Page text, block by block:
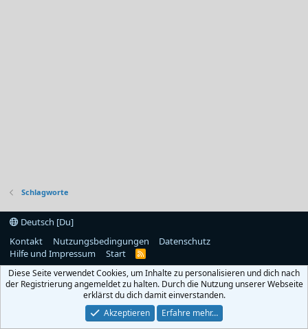
Schlagworte
Deutsch [Du]
Kontakt
Nutzungsbedingungen
Datenschutz
Hilfe und Impressum
Start
R
S
Diese Seite verwendet Cookies, um Inhalte zu personalisieren und dich nach
der Registrierung angemeldet zu halten. Durch die Nutzung unserer Webseite
erklärst du dich damit einverstanden.
Akzeptieren
Erfahre mehr…